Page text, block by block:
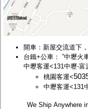
開車：新屋交流道下
台鐵+公車： ”中壢火
中壢客運<131中壢-
桃園客運<
中壢客運<131
We Ship Anywhere